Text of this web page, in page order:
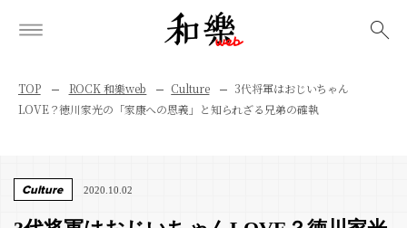
TOP ROCK 和樂web Culture
3代将軍はおじいちゃん
LOVE？徳川家光の「家康への恩義」と知られざる兄弟の確執
Culture 2020.10.02